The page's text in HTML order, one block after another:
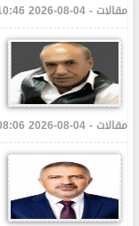
مقالات - 04-08-2026 10:46 AM
مقالات - 04-08-2026 08:06 AM